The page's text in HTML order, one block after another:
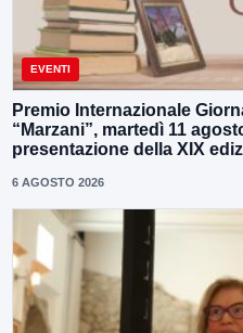
EVENTI
Premio Internazionale
“Marzani”, martedì 11
presentazione della XIX
6 AGOSTO 2026